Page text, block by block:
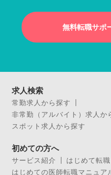
無料転職サポ
求人検索
常勤求人から探す
非常勤（アルバイト）求人か
スポット求人から探す
初めての方へ
サービス紹介
はじめて転
はじめての医師転職マニュア